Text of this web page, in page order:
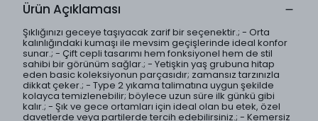
Ürün Açıklaması
Şıklığınızı geceye taşıyacak zarif bir seçenektir.; - Orta
kalınlığındaki kumaşı ile mevsim geçişlerinde ideal konfor
sunar.; - Çift cepli tasarımı hem fonksiyonel hem de stil
sahibi bir görünüm sağlar.; - Yetişkin yaş grubuna hitap
eden basic koleksiyonun parçasıdır; zamansız tarzınızla
dikkat çeker.; - Type 2 yıkama talimatına uygun şekilde
kolayca temizlenebilir; böylece uzun süre ilk günkü gibi
kalır.; - Şık ve gece ortamları için ideal olan bu etek, özel
davetlerde veya partilerde tercih edebilirsiniz.; - Kemersiz